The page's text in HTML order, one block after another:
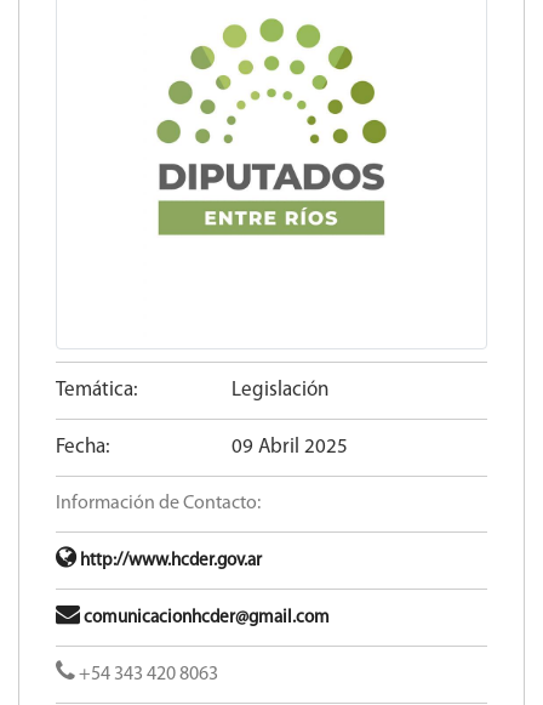
Temática: Legislación
Fecha: 09 Abril 2025
Información de Contacto:
http://www.hcder.gov.ar
comunicacionhcder@gmail.com
+54 343 420 8063